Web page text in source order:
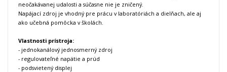
neočakávanej udalosti a súčasne nie je zničený.
Napájací zdroj je vhodný pre prácu v laboratóriách a dielňach, ale aj
ako učebná pomôcka v školách.
Vlastnosti prístroja:
- jednokanálový jednosmerný zdroj
- regulovateľné napätie a prúd
- podsvietený displej